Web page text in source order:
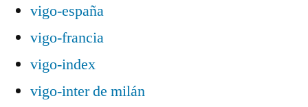
vigo-españa
vigo-francia
vigo-index
vigo-inter de milán